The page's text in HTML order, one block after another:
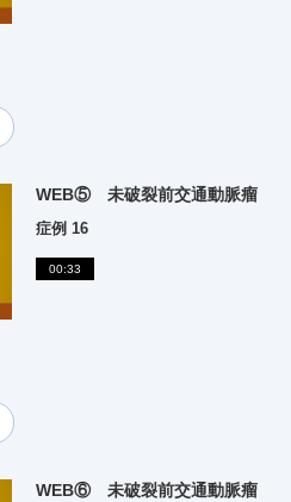
WEB⑤ 未破裂前交通動脈瘤
症例 16
00:33
WEB⑥ 未破裂前交通動脈瘤